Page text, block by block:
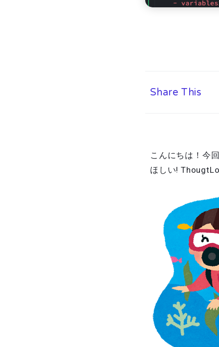
Share This
こんにちは！今
ほしい!